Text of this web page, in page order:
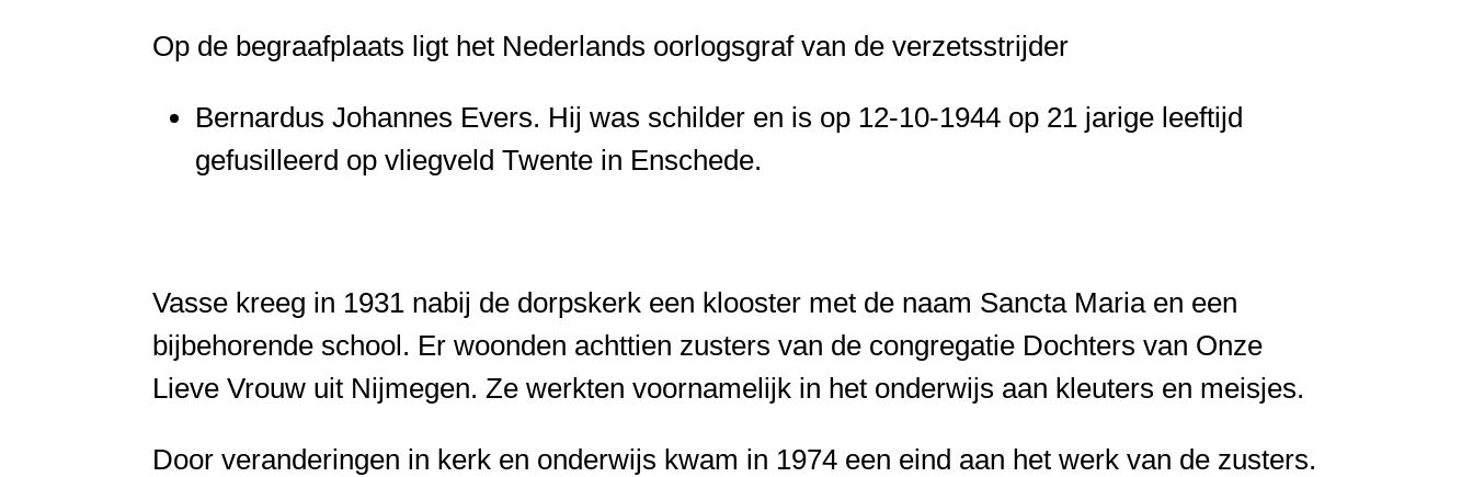
Op de begraafplaats ligt het Nederlands oorlogsgraf van de verzetsstrijder
Bernardus Johannes Evers. Hij was schilder en is op 12-10-1944 op 21 jarige leeftijd
gefusilleerd op vliegveld Twente in Enschede.
Vasse kreeg in 1931 nabij de dorpskerk een klooster met de naam Sancta Maria en een
bijbehorende school. Er woonden achttien zusters van de congregatie Dochters van Onze
Lieve Vrouw uit Nijmegen. Ze werkten voornamelijk in het onderwijs aan kleuters en meisjes.
Door veranderingen in kerk en onderwijs kwam in 1974 een eind aan het werk van de zusters.